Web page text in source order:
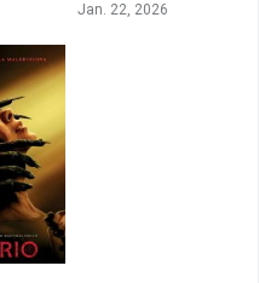
Jan. 22, 2026